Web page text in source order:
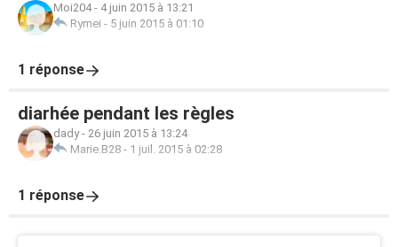
Moi204- 4 juin 2015 à 13:21
Rymei - 5 juin 2015 à 01:10
1 réponse
diarhée pendant les règles
dady- 26 juin 2015 à 13:24
Marie.B28 - 1 juil. 2015 à 02:28
1 réponse